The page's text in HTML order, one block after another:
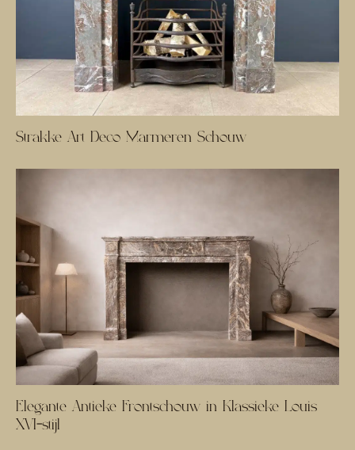
Strakke Art Deco Marmeren Schouw
Elegante Antieke Frontschouw in Klassieke Louis
XVI-stijl